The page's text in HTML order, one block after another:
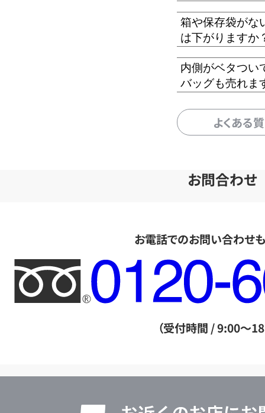
箱や保存袋がな
は下がりますか
内側がベタつい
バッグも売れま
よくある
お問合わせ
お電話でのお問い合わせ
フ
リ
ー
ル
（受付時間 / 9:00～